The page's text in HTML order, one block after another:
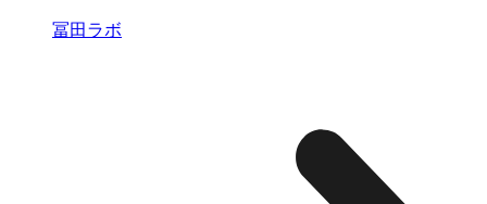
冨田ラボ